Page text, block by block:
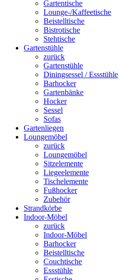
Gartentische
Lounge-/Kaffeetische
Beistelltische
Bistrotische
Stehtische
Gartenstühle
zurück
Gartenstühle
Diningsessel / Essstühle
Barhocker
Gartenbänke
Hocker
Sessel
Sofas
Gartenliegen
Loungemöbel
zurück
Loungemöbel
Sitzelemente
Liegeelemente
Tischelemente
Fußhocker
Zubehör
Strandkörbe
Indoor-Möbel
zurück
Indoor-Möbel
Barhocker
Beistelltische
Couchtische
Essstühle